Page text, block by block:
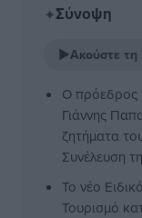
✦Σύνοψη
▶Ακούστε
Ο πρόεδρος
Γιάννης
ζητήματα
Συνέλευση
Το νέο
Τουρισμό